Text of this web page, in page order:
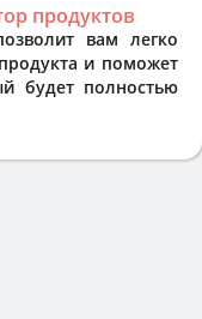
продуктов
вам легко
и поможет
будет полностью